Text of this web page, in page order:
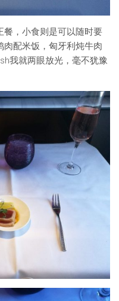
餐，小食则是可以随时要
配米饭，匈牙利炖牛肉
我就两眼放光，毫不犹豫